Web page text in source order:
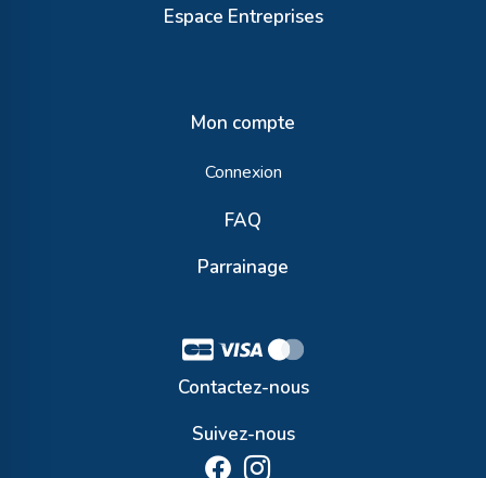
Espace Entreprises
Mon compte
Connexion
FAQ
Parrainage
Contactez-nous
Suivez-nous